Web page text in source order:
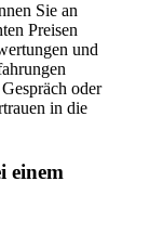
Sie an
Preisen
und
oder
in die
einem